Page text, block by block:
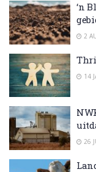
‘n
2
14
26